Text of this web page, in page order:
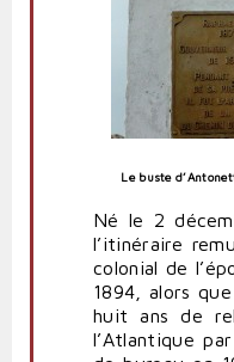
Le buste
Né le 2
l’itinéraire
colonial de
1894, alors
huit ans de
l’Atlantique